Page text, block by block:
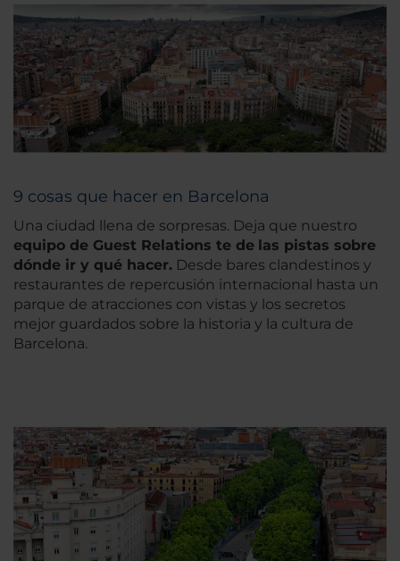
9 cosas que hacer en Barcelona
Una ciudad llena de sorpresas. Deja que nuestro
equipo de Guest Relations te de las pistas sobre
dónde ir y qué hacer. Desde bares clandestinos y
restaurantes de repercusión internacional hasta un
parque de atracciones con vistas y los secretos
mejor guardados sobre la historia y la cultura de
Barcelona.